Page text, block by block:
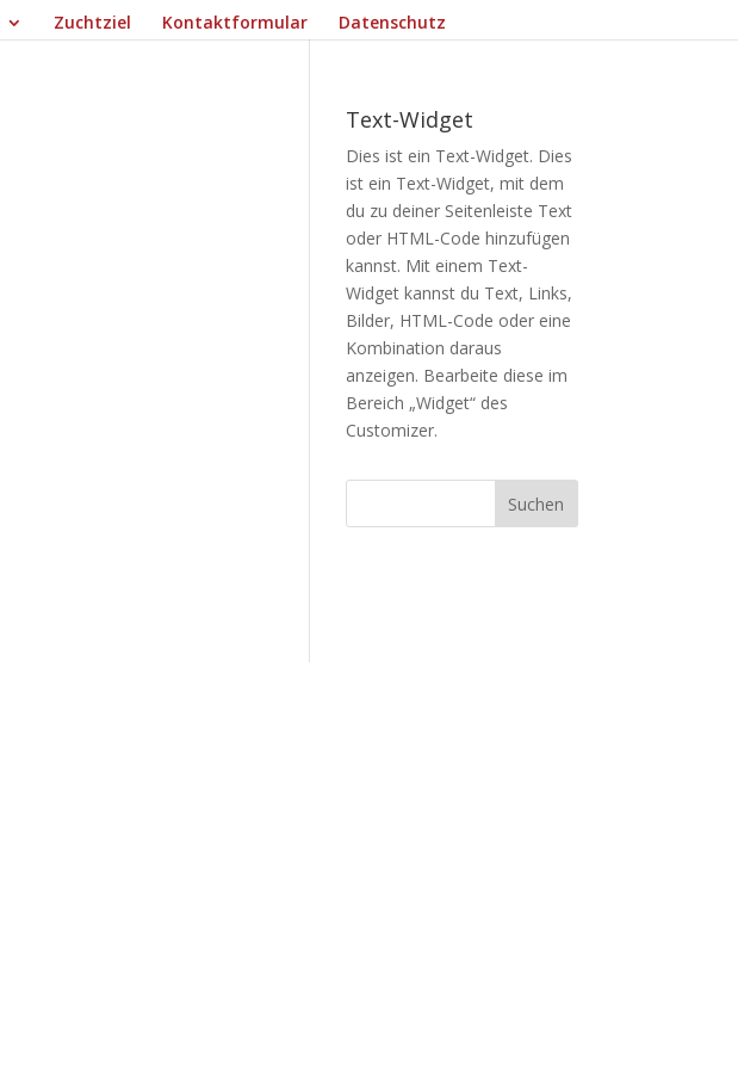
Zuchtziel Kontaktformular Datenschutz
Text-Widget
Dies ist ein Text-Widget. Dies
ist ein Text-Widget, mit dem
du zu deiner Seitenleiste Text
oder HTML-Code hinzufügen
kannst. Mit einem Text-
Widget kannst du Text, Links,
Bilder, HTML-Code oder eine
Kombination daraus
anzeigen. Bearbeite diese im
Bereich „Widget“ des
Customizer.